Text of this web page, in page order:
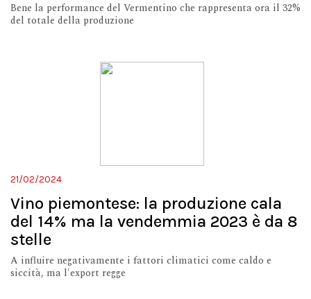
Bene la performance del Vermentino che rappresenta ora il 32%
del totale della produzione
21/02/2024
Vino piemontese: la produzione cala
del 14% ma la vendemmia 2023 è da 8
stelle
A influire negativamente i fattori climatici come caldo e
siccità, ma l'export regge